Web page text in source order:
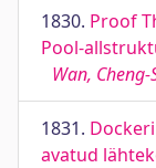
1830. Proof
Pool-
Wan, Cheng-
1831.
avatud